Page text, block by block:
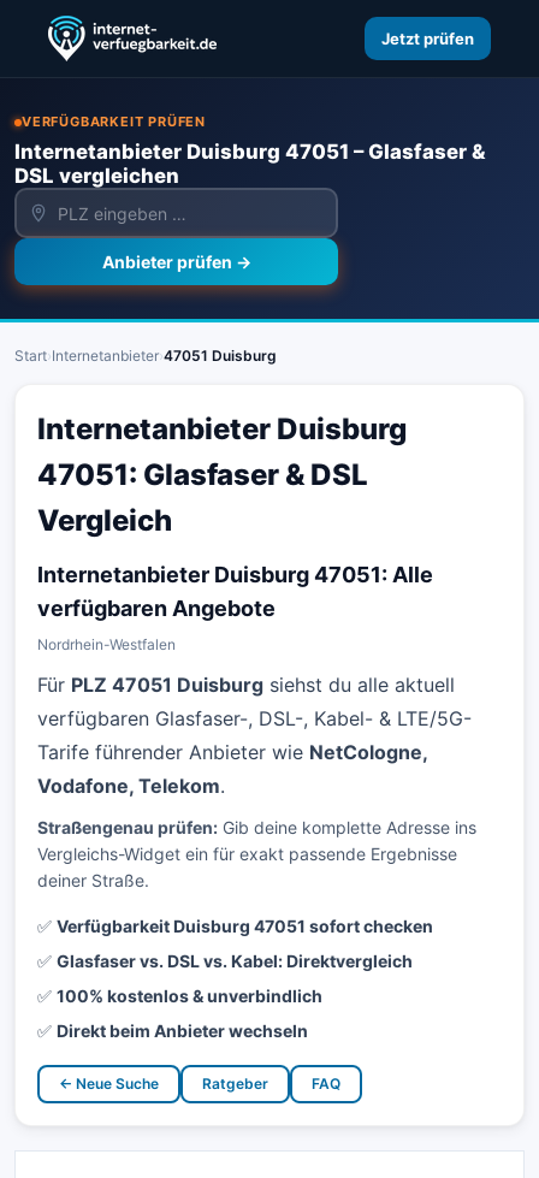
Jetzt prüfen
VERFÜGBARKEIT PRÜFEN
Internetanbieter Duisburg 47051 – Glasfaser &
DSL vergleichen
Anbieter prüfen →
Start›Internetanbieter›47051 Duisburg
Internetanbieter Duisburg
47051: Glasfaser & DSL
Vergleich
Internetanbieter Duisburg 47051: Alle
verfügbaren Angebote
Nordrhein-Westfalen
Für PLZ 47051 Duisburg siehst du alle aktuell
verfügbaren Glasfaser-, DSL-, Kabel- & LTE/5G-
Tarife führender Anbieter wie NetCologne,
Vodafone, Telekom.
Straßengenau prüfen: Gib deine komplette Adresse ins
Vergleichs-Widget ein für exakt passende Ergebnisse
deiner Straße.
✅ Verfügbarkeit Duisburg 47051 sofort checken
✅ Glasfaser vs. DSL vs. Kabel: Direktvergleich
✅ 100% kostenlos & unverbindlich
✅ Direkt beim Anbieter wechseln
← Neue Suche Ratgeber FAQ